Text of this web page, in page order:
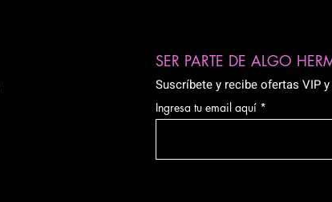
SER PARTE DE ALGO
Suscríbete y recibe ofertas VIP
Ingresa tu email aquí